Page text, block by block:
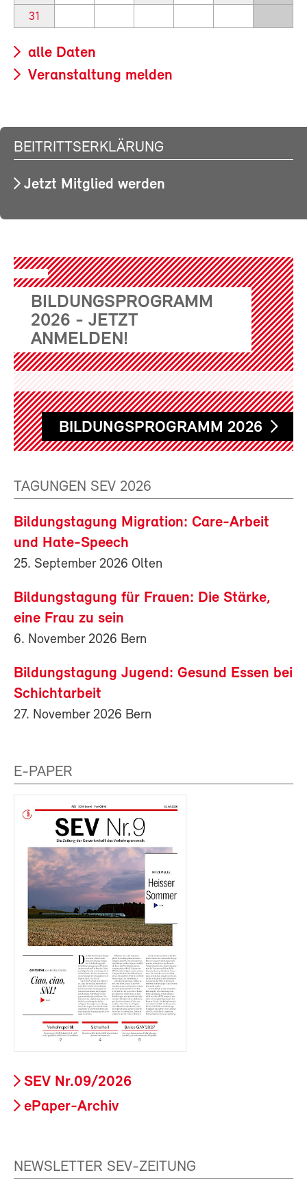
31
alle Daten
Veranstaltung melden
BEITRITTSERKLÄRUNG
Jetzt Mitglied werden
BILDUNGSPROGRAMM
2026 - JETZT
ANMELDEN!
BILDUNGSPROGRAMM 2026
TAGUNGEN SEV 2026
Bildungstagung Migration: Care-Arbeit
und Hate-Speech
25. September 2026 Olten
Bildungstagung für Frauen: Die Stärke,
eine Frau zu sein
6. November 2026 Bern
Bildungstagung Jugend: Gesund Essen bei
Schichtarbeit
27. November 2026 Bern
E-PAPER
SEV Nr.09/2026
ePaper-Archiv
NEWSLETTER SEV-ZEITUNG